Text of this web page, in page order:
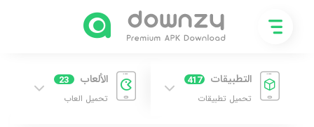
التطبيقات 417
تحميل تطبيقات
الألعاب 23
تحميل العاب